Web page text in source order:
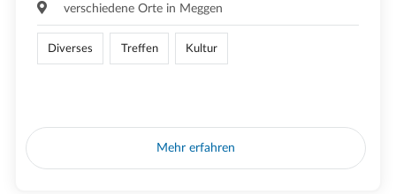
verschiedene Orte in Meggen
Diverses Treffen Kultur
Mehr erfahren